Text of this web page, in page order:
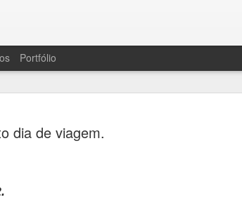
dia de viagem.
Portfólio
A "ressaca pós-livro" foi grande dessa vez, provavelmente
por um bocaaado de trabalho dessa escritora que vos